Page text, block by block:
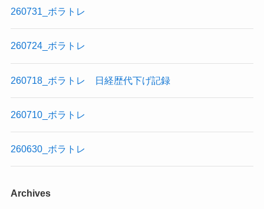
260731_ボラトレ
260724_ボラトレ
260718_ボラトレ 日経歴代下げ記録
260710_ボラトレ
260630_ボラトレ
Archives